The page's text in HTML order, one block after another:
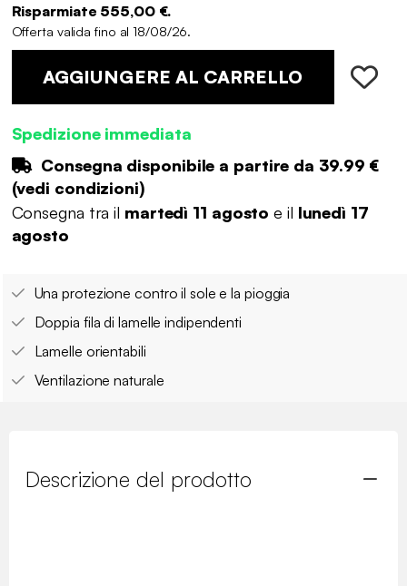
Risparmiate 555,00 €.
Offerta valida fino al 18/08/26.
AGGIUNGERE AL CARRELLO
Spedizione immediata
Consegna disponibile a partire da 39.99 €
(vedi condizioni)
Consegna tra il martedì 11 agosto e il lunedì 17
agosto
Una protezione contro il sole e la pioggia
Doppia fila di lamelle indipendenti
Lamelle orientabili
Ventilazione naturale
Descrizione del prodotto